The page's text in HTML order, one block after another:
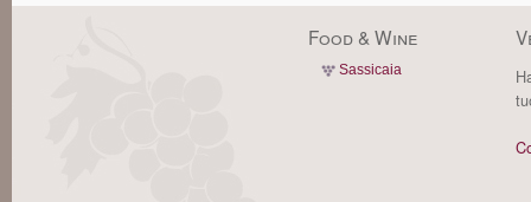
Food & Wine
Sassicaia